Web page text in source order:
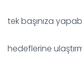
tek başınıza
hedeflerine